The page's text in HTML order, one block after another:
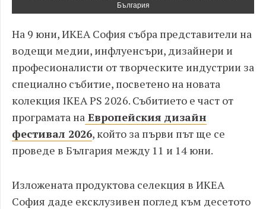
България
На 9 юни, ИКЕА София събра представители на
водещи медии, инфлуенсъри, дизайнери и
професионалисти от творческите индустрии за
специално събитие, посветено на новата
колекция IKEA PS 2026. Събитието е част от
програмата на Европейския дизайн
фестивал 2026, който за първи път ще се
проведе в България между 11 и 14 юни.
Изложената продуктова селекция в ИКЕА
София даде ексклузивен поглед към десетото